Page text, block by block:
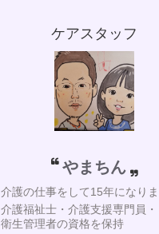
ケアスタッフ
やまちん
介護の仕事をして15年になり
介護福祉士・介護支援専門員
衛生管理者の資格を保持